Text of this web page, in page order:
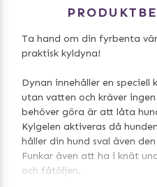
Ta hand om din fyrbenta
praktisk kyldyna!
Dynan innehåller en speciell
utan vatten och kräver
behöver göra är att låta
Kylgelen aktiveras då
håller din hund sval även
Funkar även att ha i knät
och fåtöljen.